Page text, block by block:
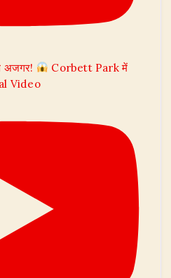
अजगर!
Corbett Park में
Video